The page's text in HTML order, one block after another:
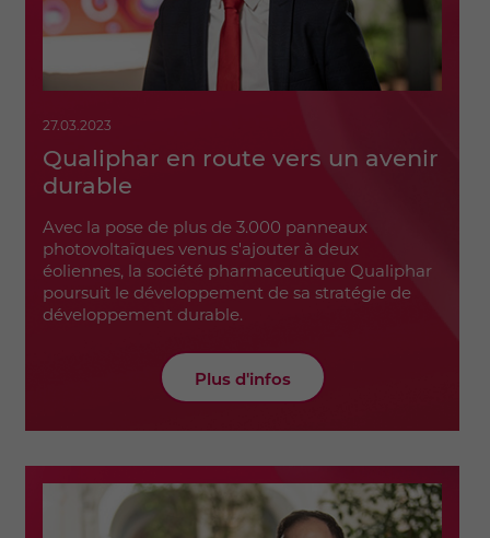
27.03.2023
Qualiphar en route vers un avenir
durable
Avec la pose de plus de 3.000 panneaux
photovoltaïques venus s'ajouter à deux
éoliennes, la société pharmaceutique Qualiphar
poursuit le développement de sa stratégie de
développement durable.
Plus d'infos